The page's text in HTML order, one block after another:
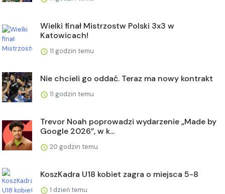
Wielki finał Mistrzostw Polski 3x3 w
Katowicach!
11 godzin temu
Nie chcieli go oddać. Teraz ma nowy kontrakt
11 godzin temu
Trevor Noah poprowadzi wydarzenie „Made by
Google 2026”, w k...
20 godzin temu
KoszKadra U18 kobiet zagra o miejsca 5-8
1 dzień temu